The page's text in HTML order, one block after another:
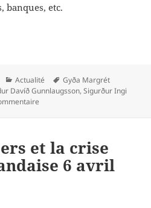
banques, etc.
Catégories
Actualité
Mots-
clés
Gyða Margrét
Davíð Gunnlaugsson,Sigurður Ingi
et la crise
6 avril